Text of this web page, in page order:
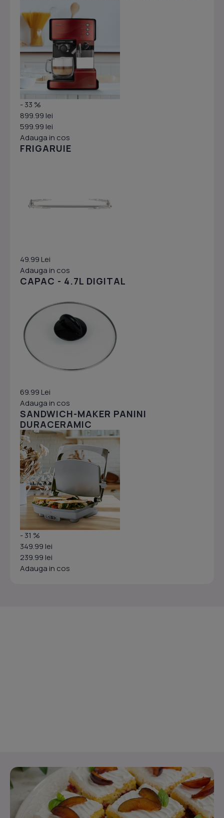
- 33 %
899.99 lei
599.99 lei
Adauga in cos
FRIGARUIE
49.99 Lei
Adauga in cos
CAPAC - 4.7L DIGITAL
69.99 Lei
Adauga in cos
SANDWICH-MAKER PANINI
DURACERAMIC
- 31 %
349.99 lei
239.99 lei
Adauga in cos